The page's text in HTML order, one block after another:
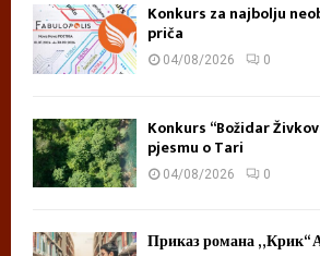
Konkurs za najbolju
priča
04/08/2026 0
Konkurs “Božidar
pjesmu o Tari
04/08/2026 0
Приказ романа „Крик“